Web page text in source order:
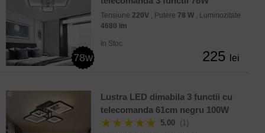
78w
Tensiune 220V , Putere 78 W , Luminozitate
4680 lm
In Stoc
225 lei
Lustra LED dimabila 3 functii cu
telecomanda 61cm negru 100W
★★★★★ 5.00 (1)